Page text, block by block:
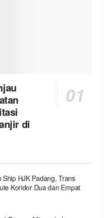
di
HJK Padang, Trans
Koridor Dua dan Empat